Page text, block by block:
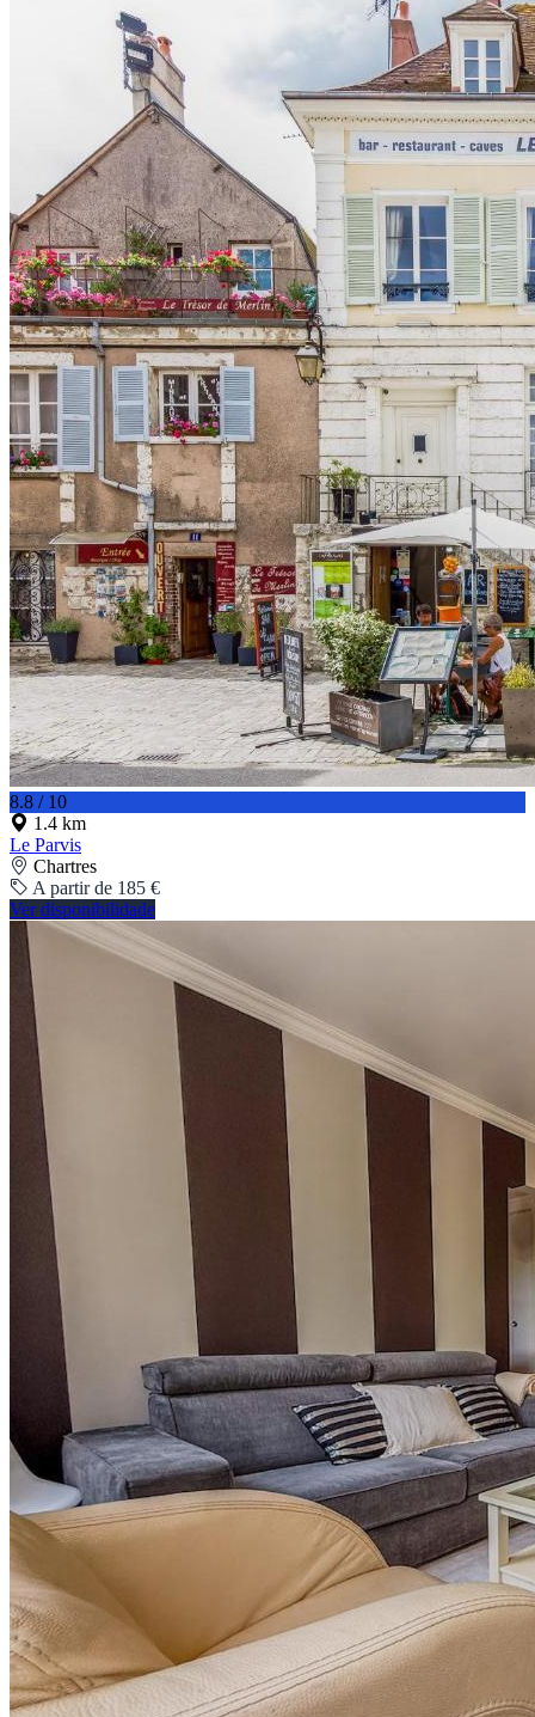
8.8 / 10
1.4 km
Le Parvis
Chartres
A partir de 185 €
Ver disponibilidade